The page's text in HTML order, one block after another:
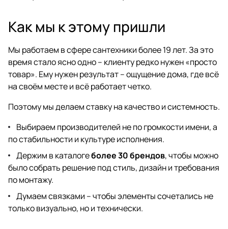
Как мы к этому пришли
Мы работаем в сфере сантехники более 19 лет. За это
время стало ясно одно – клиенту редко нужен «просто
товар». Ему нужен результат – ощущение дома, где всё
на своём месте и всё работает четко.
Поэтому мы делаем ставку на качество и системность.
Выбираем производителей не по громкости имени, а
по стабильности и культуре исполнения.
Держим в каталогеболее 30 брендов, чтобы можно
было собрать решение под стиль, дизайн и требования
по монтажу.
Думаем связками – чтобы элементы сочетались не
только визуально, но и технически.